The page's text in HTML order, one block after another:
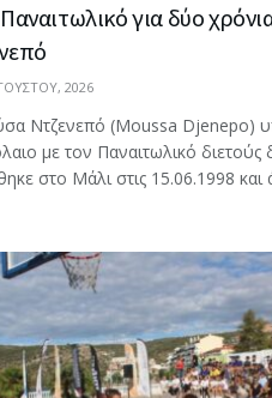
για δύο
2026
Ντζενεπό (Moussa Djenepo)
με τον Παναιτωλικό διετούς
στο Μάλι στις 15.06.1998 και